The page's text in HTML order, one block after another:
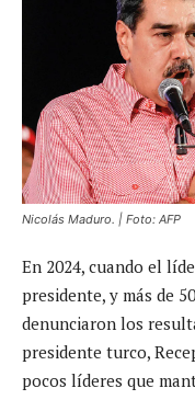
Nicolás Maduro. | Foto: AFP
En 2024, cuando el
presidente, y más de
denunciaron los
presidente turco,
pocos líderes que